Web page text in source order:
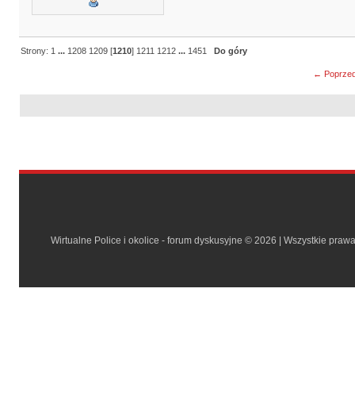
Strony: 1 ... 1208 1209 [1210] 1211 1212 ... 1451 Do góry
←
Wirtualne Police i okolice - forum dyskusyjne © 2026 | Wszystkie